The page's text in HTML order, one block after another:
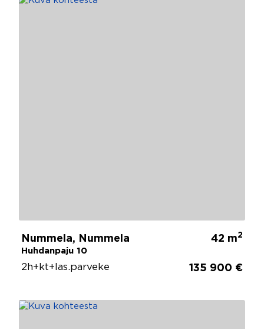
Nummela, Nummela
Huhdanpaju 10
42 m2
2h+kt+las.parveke 135 900 €